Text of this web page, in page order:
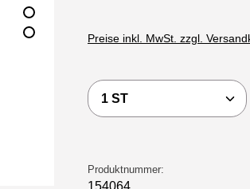
Preise inkl. MwSt. zzgl.
Produkt Anzahl:
Produktnummer:
154064